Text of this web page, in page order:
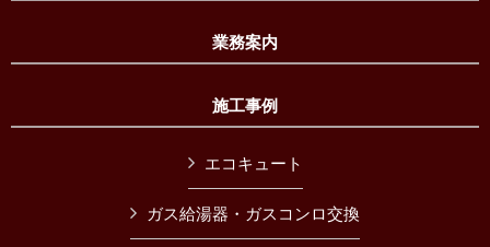
業務案内
施工事例
エコキュート
ガス給湯器・ガスコンロ交換